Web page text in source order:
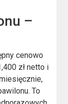
–
cenowo
zł netto i
To